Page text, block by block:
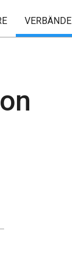
VERBÄNDE